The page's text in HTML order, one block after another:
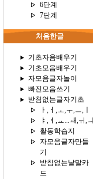
6단계
7단계
처음한글
기초자음배우기
기초모음배우기
자모음글자놀이
빠진모음쓰기
받침없는글자기초
ㅏ,ㅓ,ㅗ,ㅜ,ㅡ,ㅣ
ㅑ,ㅕ,ㅛ...ㅙ,ㅟ,ㅢ
활동학습지
자모음글자만들
기
받침없는낱말카
드